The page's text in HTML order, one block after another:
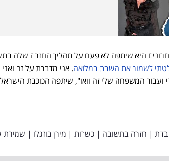
לשמור את השבת במלואה. אני מדברת על זה
ועבור המשפחה שלי זה וואו", שיתפה הכוכבת
| חזרה בתשובה | כשרות | מירן בוזגלו | שמירת